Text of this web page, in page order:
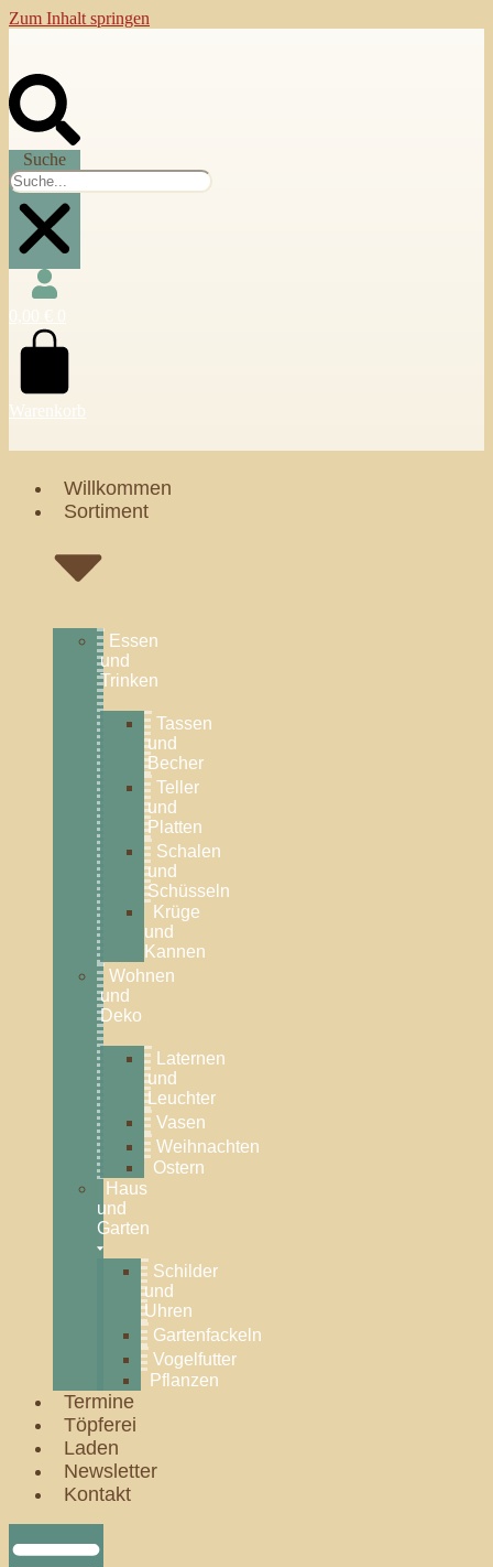
Zum Inhalt springen
Suche
Warenkorb
Willkommen
Sortiment
Essen
und
Trinken
Tassen
und
Becher
Teller
und
Platten
Schalen
und
Schüsseln
Krüge
und
Kannen
Wohnen
und
Deko
Laternen
und
Leuchter
Vasen
Weihnachten
Ostern
Haus
und
Garten
Schilder
und
Uhren
Gartenfackeln
Vogelfutter
Pflanzen
Termine
Töpferei
Laden
Newsletter
Kontakt